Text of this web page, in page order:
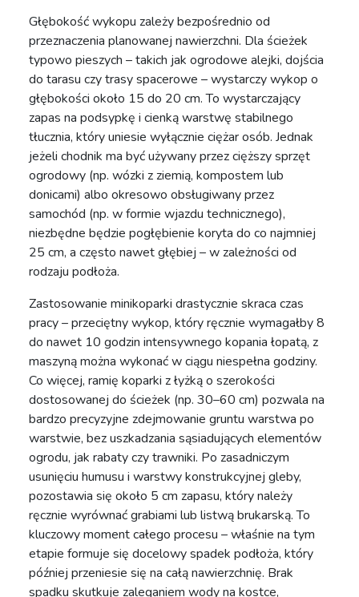
Głębokość wykopu zależy bezpośrednio od
przeznaczenia planowanej nawierzchni. Dla ścieżek
typowo pieszych – takich jak ogrodowe alejki, dojścia
do tarasu czy trasy spacerowe – wystarczy wykop o
głębokości około 15 do 20 cm. To wystarczający
zapas na podsypkę i cienką warstwę stabilnego
tłucznia, który uniesie wyłącznie ciężar osób. Jednak
jeżeli chodnik ma być używany przez cięższy sprzęt
ogrodowy (np. wózki z ziemią, kompostem lub
donicami) albo okresowo obsługiwany przez
samochód (np. w formie wjazdu technicznego),
niezbędne będzie pogłębienie koryta do co najmniej
25 cm, a często nawet głębiej – w zależności od
rodzaju podłoża.
Zastosowanie minikoparki drastycznie skraca czas
pracy – przeciętny wykop, który ręcznie wymagałby 8
do nawet 10 godzin intensywnego kopania łopatą, z
maszyną można wykonać w ciągu niespełna godziny.
Co więcej, ramię koparki z łyżką o szerokości
dostosowanej do ścieżek (np. 30–60 cm) pozwala na
bardzo precyzyjne zdejmowanie gruntu warstwa po
warstwie, bez uszkadzania sąsiadujących elementów
ogrodu, jak rabaty czy trawniki. Po zasadniczym
usunięciu humusu i warstwy konstrukcyjnej gleby,
pozostawia się około 5 cm zapasu, który należy
ręcznie wyrównać grabiami lub listwą brukarską. To
kluczowy moment całego procesu – właśnie na tym
etapie formuje się docelowy spadek podłoża, który
później przeniesie się na całą nawierzchnię. Brak
spadku skutkuje zaleganiem wody na kostce,